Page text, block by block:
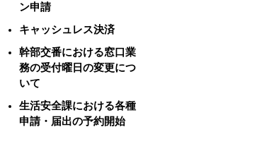
ン申請
キャッシュレス決済
幹部交番における窓口業
務の受付曜日の変更につ
いて
生活安全課における各種
申請・届出の予約開始